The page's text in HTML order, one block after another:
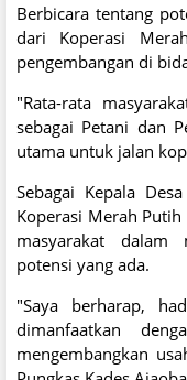
Berbicara tentang
dari Koperasi
pengembangan di
"Rata-rata
sebagai Petani dan
utama untuk jalan
Sebagai Kepala
Koperasi Merah
masyarakat dalam
potensi yang ada.
"Saya berharap,
dimanfaatkan
mengembangkan